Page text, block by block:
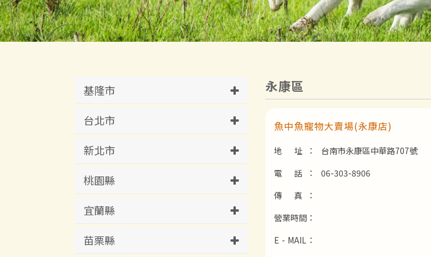
基隆市
台北市
新北市
桃園縣
宜蘭縣
苗栗縣
永康區
魚中魚寵物大賣場(永康店)
地 址：
台南市永康區中華路707號
電 話：
06-303-8906
傳 真：
營業時間：
E - MAIL：